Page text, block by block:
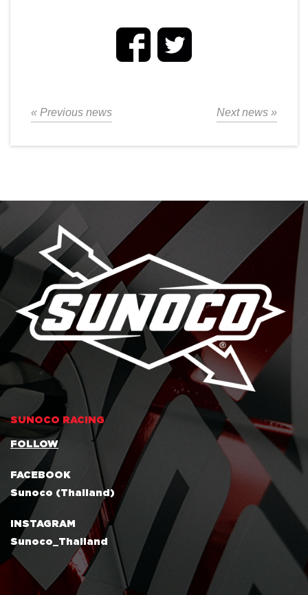
« Previous news Next news »
SUNOCO RACING
FOLLOW
FACEBOOK
Sunoco (Thailand)
INSTAGRAM
Sunoco_Thailand